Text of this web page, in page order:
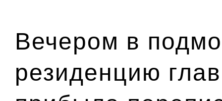
Вечером в
резиденцию